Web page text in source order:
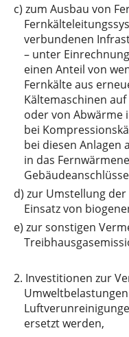
c) zum Ausbau von
verbundenen
– unter
einen Anteil von
Fernkälte aus
Kältemaschinen
oder von Abwärme
bei
bei diesen Anlagen
in das
d) zur Umstellung
Einsatz von
e) zur sonstigen
2. Investitionen zur
ersetzt werden,